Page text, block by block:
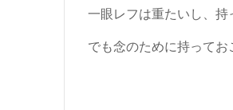
一眼レフは重たいし、
でも念のために持って